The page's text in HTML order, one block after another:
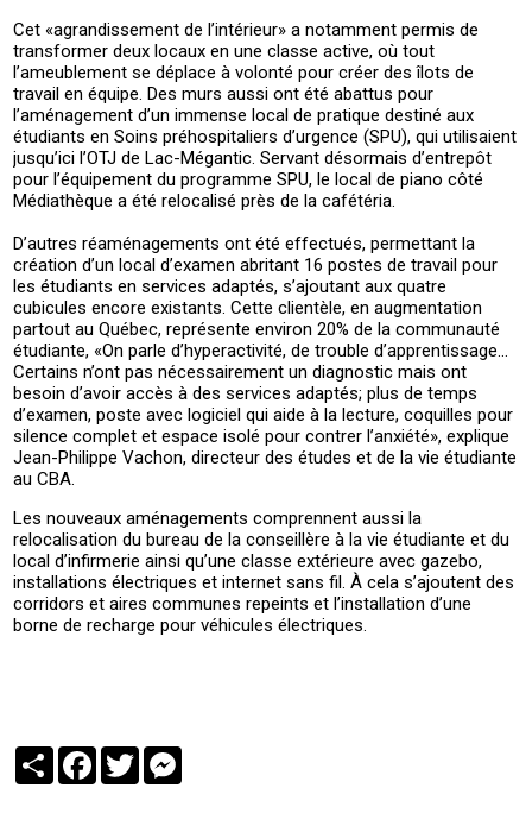
Cet «agrandissement de l’intérieur» a notamment permis de
transformer deux locaux en une classe active, où tout
l’ameublement se déplace à volonté pour créer des îlots de
travail en équipe. Des murs aussi ont été abattus pour
l’aménagement d’un immense local de pratique destiné aux
étudiants en Soins préhospitaliers d’urgence (SPU), qui utilisaient
jusqu’ici l’OTJ de Lac-Mégantic. Servant désormais d’entrepôt
pour l’équipement du programme SPU, le local de piano côté
Médiathèque a été relocalisé près de la cafétéria.
D’autres réaménagements ont été effectués, permettant la
création d’un local d’examen abritant 16 postes de travail pour
les étudiants en services adaptés, s’ajoutant aux quatre
cubicules encore existants. Cette clientèle, en augmentation
partout au Québec, représente environ 20% de la communauté
étudiante, «On parle d’hyperactivité, de trouble d’apprentissage…
Certains n’ont pas nécessairement un diagnostic mais ont
besoin d’avoir accès à des services adaptés; plus de temps
d’examen, poste avec logiciel qui aide à la lecture, coquilles pour
silence complet et espace isolé pour contrer l’anxiété», explique
Jean-Philippe Vachon, directeur des études et de la vie étudiante
au CBA.
Les nouveaux aménagements comprennent aussi la
relocalisation du bureau de la conseillère à la vie étudiante et du
local d’infirmerie ainsi qu’une classe extérieure avec gazebo,
installations électriques et internet sans fil. À cela s’ajoutent des
corridors et aires communes repeints et l’installation d’une
borne de recharge pour véhicules électriques.
PartagerFacebook
Twitter